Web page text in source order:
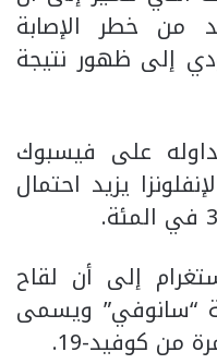
من خطر الإصابة
إلى ظهور نتيجة
على فيسبوك
يزيد احتمال
إلى أن لقاح
“سانوفي” ويسمى